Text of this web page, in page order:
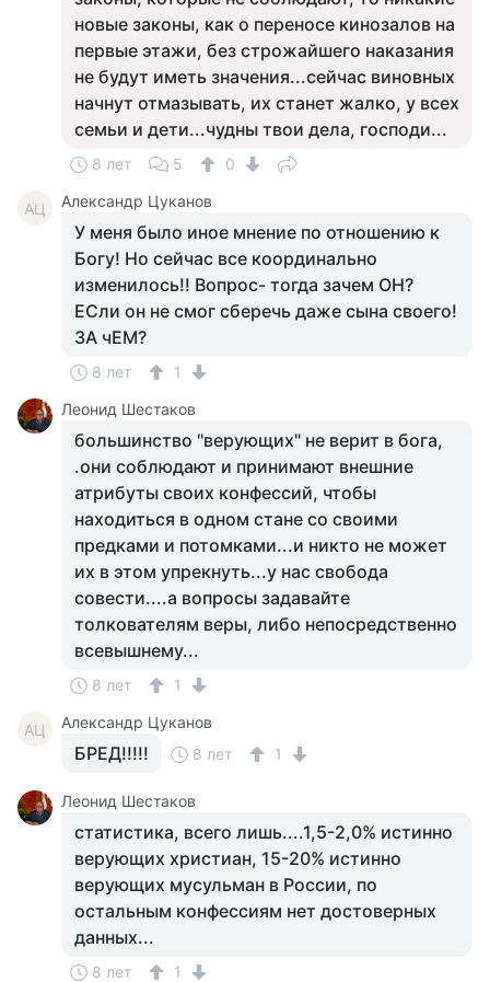
новые законы, как о переносе кинозалов на
первые этажи, без строжайшего наказания
не будут иметь значения...сейчас виновных
начнут отмазывать, их станет жалко, у всех
семьи и дети...чудны твои дела, господи...
8 лет 5 0
АЦ Александр Цуканов
У меня было иное мнение по отношению к
Богу! Но сейчас все координально
изменилось!! Вопрос- тогда зачем ОН?
ЕСли он не смог сберечь даже сына своего!
ЗА чЕМ?
8 лет
1
Леонид Шестаков
большинство "верующих" не верит в бога,
.они соблюдают и принимают внешние
атрибуты своих конфессий, чтобы
находиться в одном стане со своими
предками и потомками...и никто не может
их в этом упрекнуть...у нас свобода
совести....а вопросы задавайте
толкователям веры, либо непосредственно
всевышнему...
8 лет 1
АЦ Александр Цуканов
БРЕД!!!!! 8 лет 1
Леонид Шестаков
статистика, всего лишь....1,5-2,0% истинно
верующих христиан, 15-20% истинно
верующих мусульман в России, по
остальным конфессиям нет достоверных
данных...
8 лет 1